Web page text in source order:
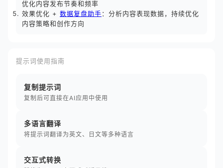
优化内容发布节奏和频率
效果优化 + 数据复盘助手：分析内容表现数据，持续优化
内容策略和创作方向
提示词使用指南
复制提示词
复制后可直接在AI应用中使用
多语言翻译
将提示词翻译为英文、日文等多种语言
交互式转换